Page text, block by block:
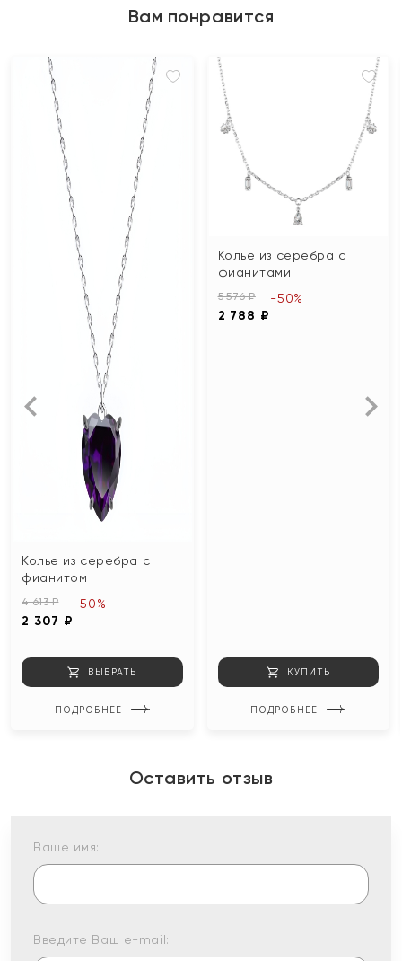
Вам понравится
Колье из серебра с
фианитом
4 613 ₽
2 307 ₽
-50%
ВЫБРАТЬ
ПОДРОБНЕЕ
Колье из серебра с
фианитами
5 576 ₽
2 788 ₽
-50%
КУПИТЬ
ПОДРОБНЕЕ
Оставить отзыв
Ваше имя:
Введите Ваш e-mail: